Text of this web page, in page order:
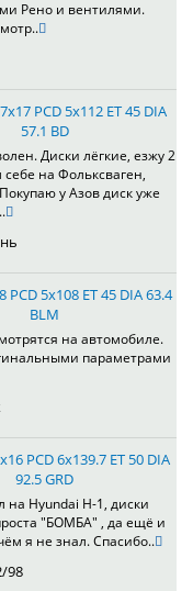
Рено и вентилями.
PCD 5x112 ET 45 DIA
57.1 BD
Диски лёгкие, езжу 2
себе на Фольксваген,
у Азов диск уже
PCD 5x108 ET 45 DIA 63.4
BLM
на автомобиле.
параметрами
PCD 6x139.7 ET 50 DIA
92.5 GRD
на Hyundai H-1, диски
"БОМБА" , да ещё и
я не знал. Спасибо..
98